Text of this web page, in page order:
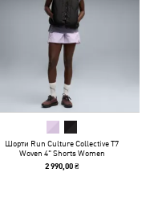
Шорти Run Culture Collective T7
Woven 4" Shorts Women
2 990,00 ₴